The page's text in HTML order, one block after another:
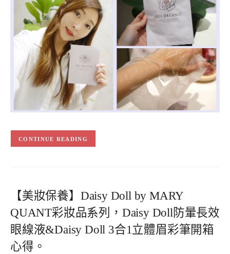
CONTINUE READING
【美妝保養】Daisy Doll by MARY
QUANT彩妝品系列，Daisy Doll防暈長效
眼線液&Daisy Doll 3合1立體眉彩筆開箱
心得。